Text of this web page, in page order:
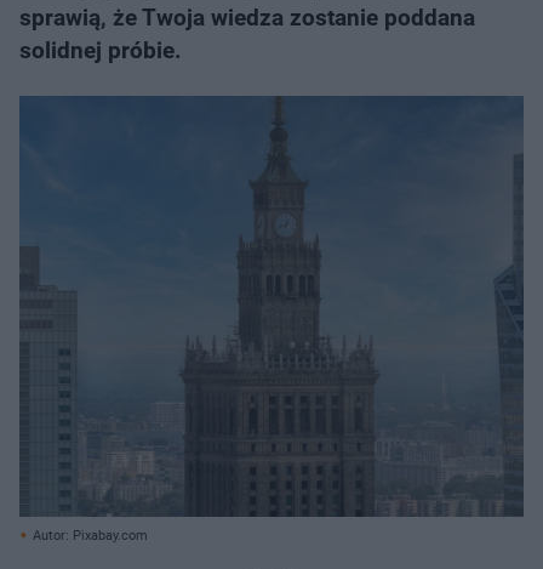
sprawią, że Twoja wiedza zostanie poddana
solidnej próbie.
Autor: Pixabay.com